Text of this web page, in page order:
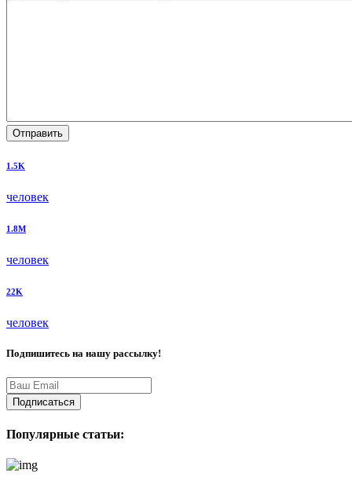
Отправить
1.5K
человек
1.8M
человек
22K
человек
Подпишитесь на нашу рассылку!
Подписаться
Популярные статьи: